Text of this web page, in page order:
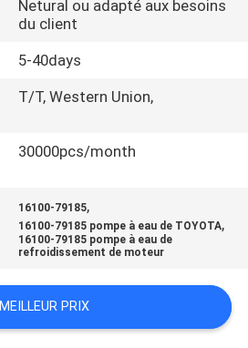
Netural ou adapté aux besoins
du client
5-40days
T/T, Western Union,
30000pcs/month
16100-79185,
16100-79185 pompe à eau de TOYOTA,
16100-79185 pompe à eau de
refroidissement de moteur
MEILLEUR PRIX